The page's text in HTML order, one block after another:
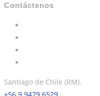
Contáctenos
Santiago de Chile (RM).